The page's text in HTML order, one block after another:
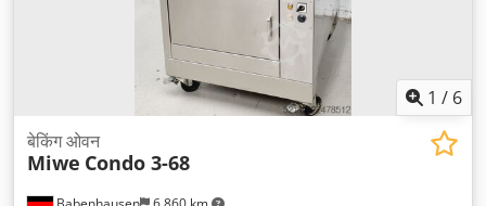
1 / 6
बेकिंग ओवन
Miwe Condo 3-68